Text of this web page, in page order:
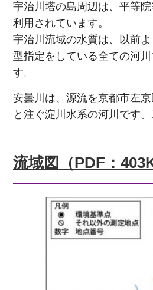
宇治川塔の島周辺は、平等
利用されています。
宇治川流域の水質は、以前
型指定をしている全ての河
す。
安曇川は、源流を京都市左
と注ぐ淀川水系の河川です
流域図（PDF：